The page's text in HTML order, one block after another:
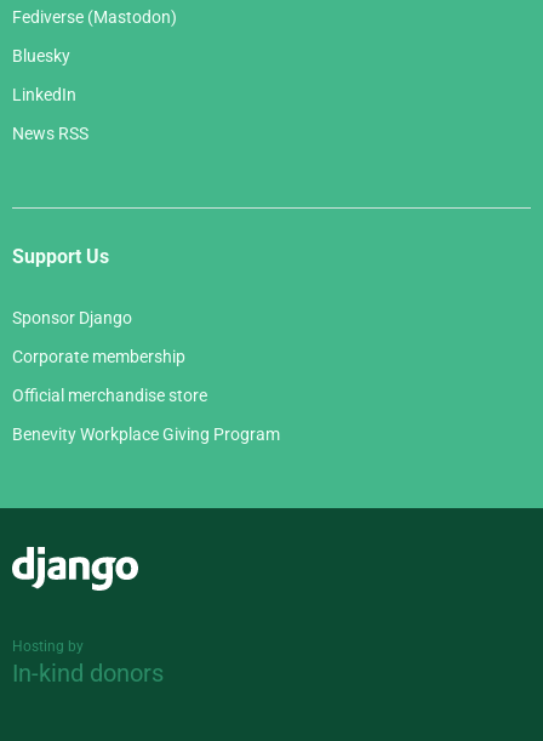
Fediverse (Mastodon)
Bluesky
LinkedIn
News RSS
Support Us
Sponsor Django
Corporate membership
Official merchandise store
Benevity Workplace Giving Program
Hosting by
In-kind donors